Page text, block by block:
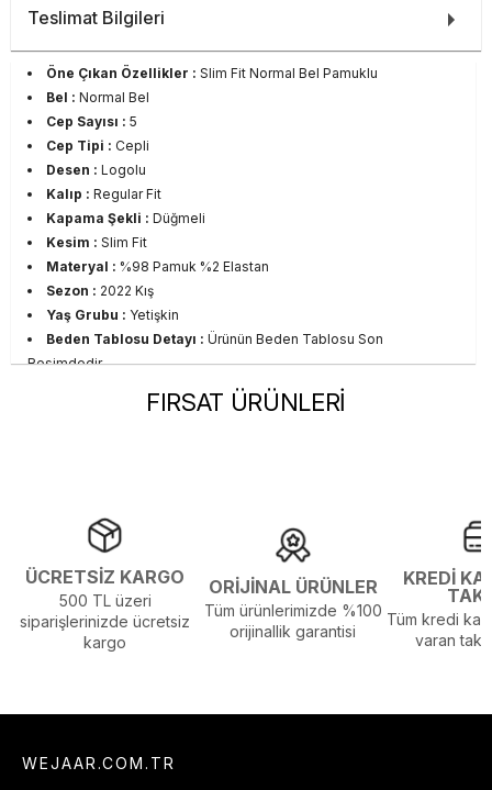
Teslimat Bilgileri
Öne Çıkan Özellikler : Slim Fit Normal Bel Pamuklu
Bel : Normal Bel
Cep Sayısı : 5
Cep Tipi : Cepli
Desen : Logolu
Kalıp : Regular Fit
Kapama Şekli : Düğmeli
Kesim : Slim Fit
Materyal : %98 Pamuk %2 Elastan
Sezon : 2022 Kış
Yaş Grubu : Yetişkin
Beden Tablosu Detayı : Ürünün Beden Tablosu Son
Resimdedir.
Stüdyo Çekim Ortamında Bulunan Işık ve
Gölgelenmelerden Dolayı Renk Farklılıkları Olabilir
FIRSAT ÜRÜNLERİ
ÜCRETSİZ KARGO
500 TL üzeri
siparişlerinizde ücretsiz
kargo
ORİJİNAL ÜRÜNLER
Tüm ürünlerimizde %100
orijinallik garantisi
KREDİ
Tüm kredi
varan
WEJAAR.COM.TR